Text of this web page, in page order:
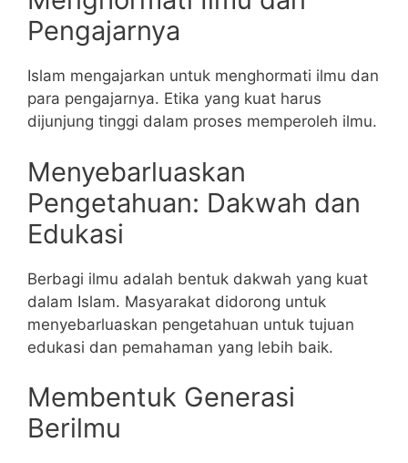
Pengajarnya
Islam mengajarkan untuk menghormati ilmu dan
para pengajarnya. Etika yang kuat harus
dijunjung tinggi dalam proses memperoleh ilmu.
Menyebarluaskan
Pengetahuan: Dakwah dan
Edukasi
Berbagi ilmu adalah bentuk dakwah yang kuat
dalam Islam. Masyarakat didorong untuk
menyebarluaskan pengetahuan untuk tujuan
edukasi dan pemahaman yang lebih baik.
Membentuk Generasi
Berilmu